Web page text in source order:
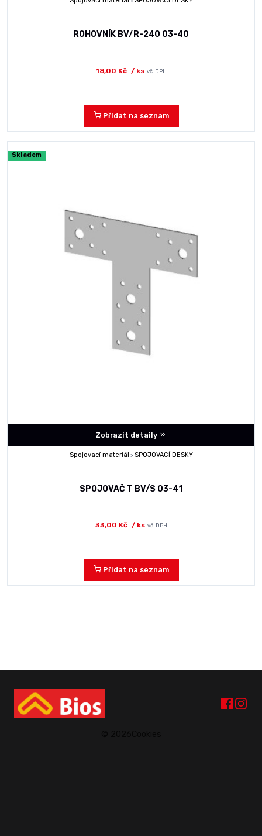
ROHOVNÍK BV/R-240 03-40
18,00 Kč / ks vč. DPH
Přidat na seznam
Skladem
Zobrazit detaily
Spojovací materiál >SPOJOVACÍ DESKY
SPOJOVAČ T BV/S 03-41
33,00 Kč / ks vč. DPH
Přidat na seznam